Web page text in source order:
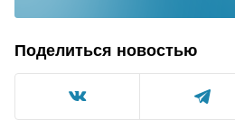
Поделиться новостью